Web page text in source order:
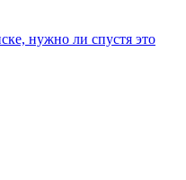
нужно ли спустя это